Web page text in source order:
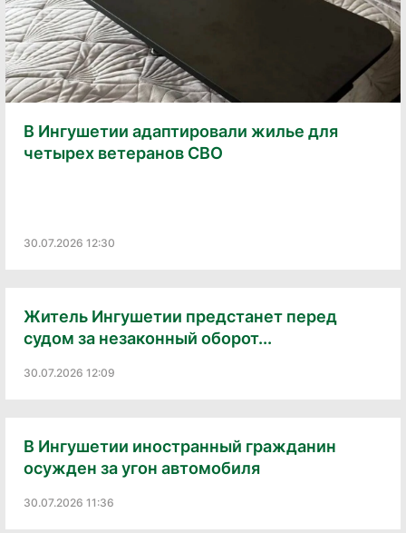
В Ингушетии адаптировали жилье для
четырех ветеранов СВО
30.07.2026 12:30
Житель Ингушетии предстанет перед
судом за незаконный оборот...
30.07.2026 12:09
В Ингушетии иностранный гражданин
осужден за угон автомобиля
30.07.2026 11:36